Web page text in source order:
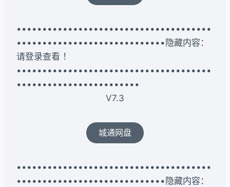
••••••••••••••••••••••••••••••••••••••
•••••••••••••••••••••••••••••隐藏内容：
请登录查看 ！
••••••••••••••••••••••••••••••••••••••
••••••••••••••••••••••••
V7.3
城通网盘
••••••••••••••••••••••••••••••••••••••
•••••••••••••••••••••••••••••隐藏内容：